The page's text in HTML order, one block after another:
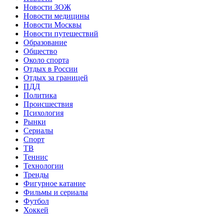
Новости ЗОЖ
Новости медицины
Новости Москвы
Новости путешествий
Образование
Общество
Около спорта
Отдых в России
Отдых за границей
ПДД
Политика
Происшествия
Психология
Рынки
Сериалы
Спорт
ТВ
Теннис
Технологии
Тренды
Фигурное катание
Фильмы и сериалы
Футбол
Хоккей